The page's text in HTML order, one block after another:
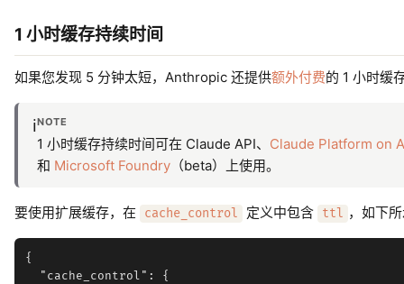
1 小时缓存持续时间
如果您发现 5 分钟太短，Anthropic 还提供额外付费的 1 小时缓
ℹ️NOTE
1 小时缓存持续时间可在 Claude API、 Claude Platform on
和 Microsoft Foundry （beta）上使用。
要使用扩展缓存，在 cache_control 定义中包含 ttl ，如下
{
  "cache_control": {